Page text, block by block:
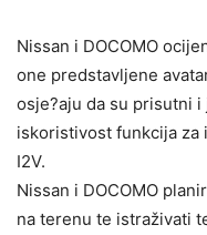
Nissan i DOCOMO
one predstavljene
osje?aju da su prisutni
iskoristivost funkcija za
I2V.
Nissan i DOCOMO
na terenu te istraživati